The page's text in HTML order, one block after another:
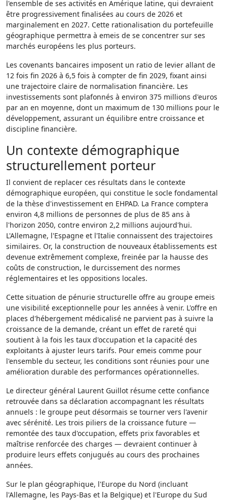
l'ensemble de ses activités en Amérique latine, qui devraient
être progressivement finalisées au cours de 2026 et
marginalement en 2027. Cette rationalisation du portefeuille
géographique permettra à emeis de se concentrer sur ses
marchés européens les plus porteurs.
Les covenants bancaires imposent un ratio de levier allant de
12 fois fin 2026 à 6,5 fois à compter de fin 2029, fixant ainsi
une trajectoire claire de normalisation financière. Les
investissements sont plafonnés à environ 375 millions d'euros
par an en moyenne, dont un maximum de 130 millions pour le
développement, assurant un équilibre entre croissance et
discipline financière.
Un contexte démographique
structurellement porteur
Il convient de replacer ces résultats dans le contexte
démographique européen, qui constitue le socle fondamental
de la thèse d'investissement en EHPAD. La France comptera
environ 4,8 millions de personnes de plus de 85 ans à
l'horizon 2050, contre environ 2,2 millions aujourd'hui.
L'Allemagne, l'Espagne et l'Italie connaissent des trajectoires
similaires. Or, la construction de nouveaux établissements est
devenue extrêmement complexe, freinée par la hausse des
coûts de construction, le durcissement des normes
réglementaires et les oppositions locales.
Cette situation de pénurie structurelle offre au groupe emeis
une visibilité exceptionnelle pour les années à venir. L'offre en
places d'hébergement médicalisé ne parvient pas à suivre la
croissance de la demande, créant un effet de rareté qui
soutient à la fois les taux d'occupation et la capacité des
exploitants à ajuster leurs tarifs. Pour emeis comme pour
l'ensemble du secteur, les conditions sont réunies pour une
amélioration durable des performances opérationnelles.
Le directeur général Laurent Guillot résume cette confiance
retrouvée dans sa déclaration accompagnant les résultats
annuels : le groupe peut désormais se tourner vers l'avenir
avec sérénité. Les trois piliers de la croissance future —
remontée des taux d'occupation, effets prix favorables et
maîtrise renforcée des charges — devraient continuer à
produire leurs effets conjugués au cours des prochaines
années.
Sur le plan géographique, l'Europe du Nord (incluant
l'Allemagne, les Pays-Bas et la Belgique) et l'Europe du Sud